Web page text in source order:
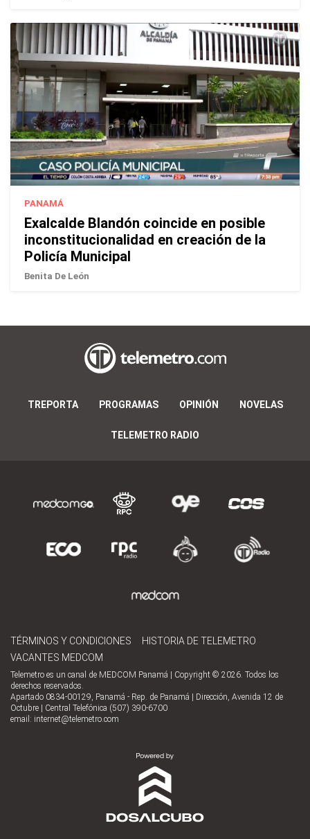
PANAMÁ
Exalcalde Blandón coincide en posible
inconstitucionalidad en creación de la
Policía Municipal
Benita De León
TREPORTA PROGRAMAS OPINIÓN NOVELAS
TELEMETRO RADIO
TÉRMINOS Y CONDICIONES
HISTORIA DE TELEMETRO
VACANTES MEDCOM
Telemetro es un canal de MEDCOM Panamá | Copyright © 2026. Todos los
derechos reservados.
Apartado 0834-00129, Panamá - Rep. de Panamá | Dirección, Avenida 12 de
Octubre | Central Telefónica (507) 390-6700
email: internet@telemetro.com